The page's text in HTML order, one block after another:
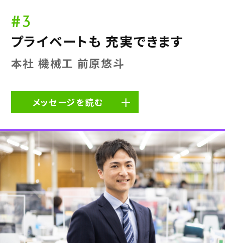
#3
プライベートも 充実できます
本社 機械工 前原悠斗
メッセージを読む